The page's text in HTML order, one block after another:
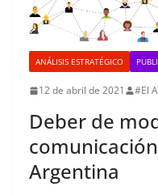
ANÁLISIS ESTRATÉGICO
12 de abril de 2021 #El
Deber de
Argentina